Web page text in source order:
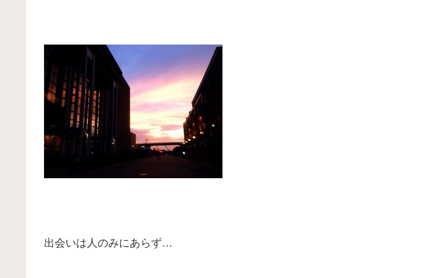
出会いは人のみにあらず…